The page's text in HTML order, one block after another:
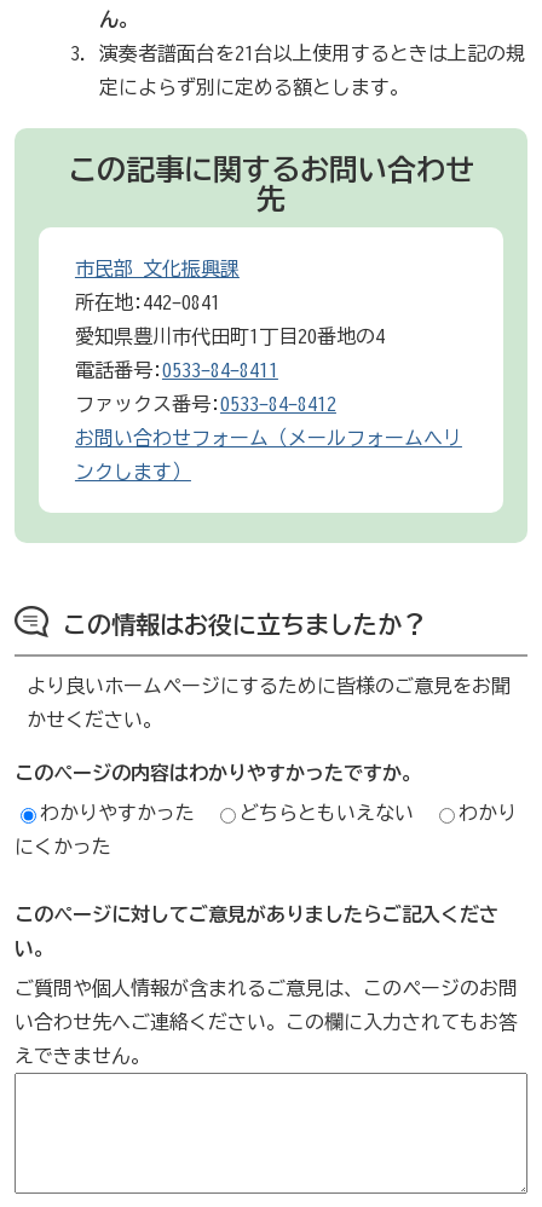
ん。
演奏者譜面台を21台以上使用するときは上記の規
定によらず別に定める額とします。
この記事に関するお問い合わせ
先
市民部 文化振興課
所在地:442-0841
愛知県豊川市代田町1丁目20番地の4
電話番号:0533-84-8411
ファックス番号:0533-84-8412
お問い合わせフォーム（メールフォームへリ
ンクします）
この情報はお役に立ちましたか？
より良いホームページにするために皆様のご意見をお聞
かせください。
このページの内容はわかりやすかったですか。
わかりやすかった どちらともいえない
わかり
にくかった
このページに対してご意見がありましたらご記入くださ
い。
ご質問や個人情報が含まれるご意見は、このページのお問
い合わせ先へご連絡ください。この欄に入力されてもお答
えできません。